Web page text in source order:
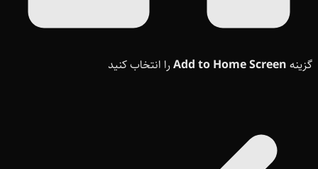
گزینه Add to Home Screenرا انتخاب کنید